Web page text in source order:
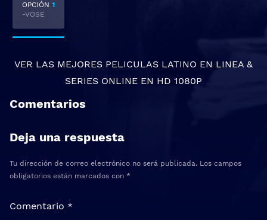
OPCIÓN 1
-VOSE
VER LAS MEJORES PELICULAS LATINO EN LINEA &
SERIES ONLINE EN HD 1080P
Comentarios
Deja una respuesta
Tu dirección de correo electrónico no será publicada. Los campos
obligatorios están marcados con *
Comentario *